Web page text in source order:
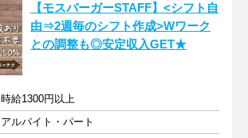
【モスバーガーSTAFF】<シフト自
由⇒2週毎のシフト作成>Wワーク
との調整も◎安定収入GET★
時給1300円以上
アルバイト・パート